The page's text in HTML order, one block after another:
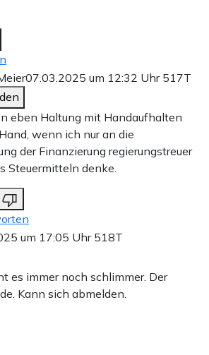
07.03.2025 um 12:32 Uhr 517T
eben Haltung mit Handaufhalten
wenn ich nur an die
der Finanzierung regierungstreuer
Steuermitteln denke.
um 17:05 Uhr 518T
es immer noch schlimmer. Der
Kann sich abmelden.